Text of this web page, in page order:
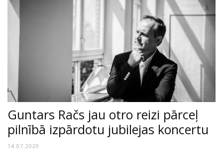
Guntars Račs jau otro reizi pārceļ
pilnībā izpārdotu jubilejas koncertu
14.07.2020